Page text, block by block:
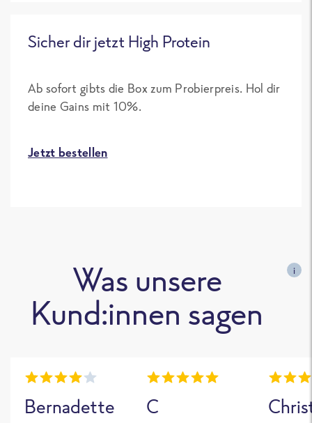
Sicher dir jetzt High Protein
Ab sofort gibts die Box zum Probierpreis. Hol dir
deine Gains mit 10%.
Jetzt bestellen
Was unsere
Kund:innen sagen
i
Bernadette C